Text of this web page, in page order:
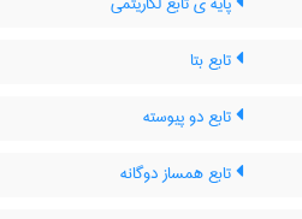
تابع بتا
تابع دو پیوسته
تابع همساز دوگانه